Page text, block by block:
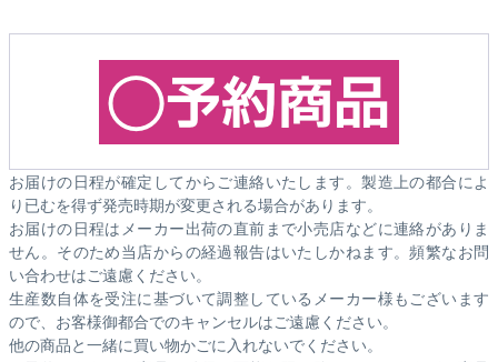
お届けの日程が確定してからご連絡いたします。製造上の都合によ
り已むを得ず発売時期が変更される場合があります。
お届けの日程はメーカー出荷の直前まで小売店などに連絡がありま
せん。そのため当店からの経過報告はいたしかねます。頻繁なお問
い合わせはご遠慮ください。
生産数自体を受注に基づいて調整しているメーカー様もございます
ので、お客様御都合でのキャンセルはご遠慮ください。
他の商品と一緒に買い物かごに入れないでください。